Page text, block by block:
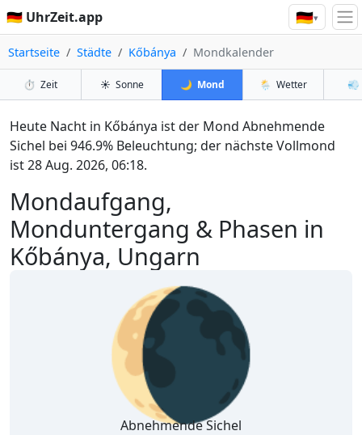
🇩🇪 UhrZeit.app 🇩🇪▾
Startseite Städte Kőbánya Mondkalender
⏱️ Zeit ☀️ Sonne 🌙 Mond 🌦️ Wetter 💨
Mondaufgang,
Monduntergang & Phasen in
Kőbánya, Ungarn
Heute Nacht in Kőbánya ist der Mond Abnehmende
Sichel bei 946.9% Beleuchtung; der nächste Vollmond
ist 28 Aug. 2026, 06:18.
🌘
Abnehmende Sichel